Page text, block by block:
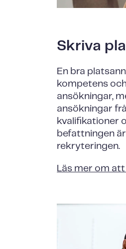
Skriva
En bra
kompetens
ansökningar,
ansökningar
kvalifikationer
befattningen
rekryteringen.
Läs mer om